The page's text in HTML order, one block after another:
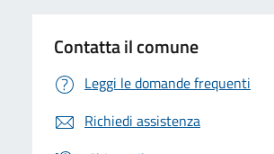
Contatta il comune
Leggi le domande frequenti
Richiedi assistenza